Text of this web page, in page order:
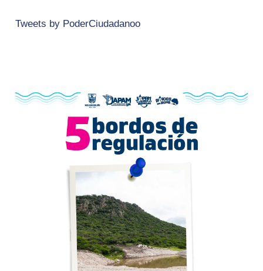
Tweets by PoderCiudadanoo